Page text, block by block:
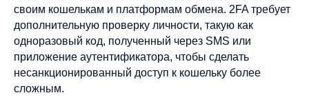
своим кошелькам и платформам обмена. 2FA требует
дополнительную проверку личности, такую как
одноразовый код, полученный через SMS или
приложение аутентификатора, чтобы сделать
несанкционированный доступ к кошельку более
сложным.